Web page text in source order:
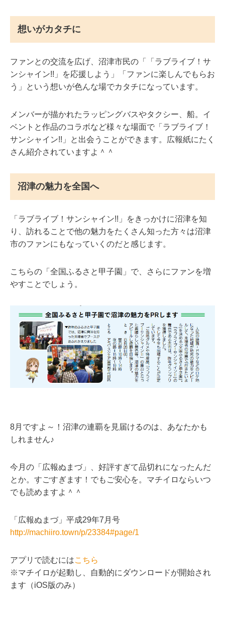
想いがカタチに
ファンとの交流を広げ、沼津市民の「「ラブライブ！サ
ンシャイン!!」を応援しよう」「ファンに楽しんでもらお
う」という想いが色んな場でカタチになっています。
メンバーが描かれたラッピングバスやタクシー、船。イ
ベントと作品のコラボなど様々な場面で「ラブライブ！
サンシャイン!!」と出会うことができます。広報紙にたく
さん紹介されていますよ＾＾
沼津の魅力を全国へ
「ラブライブ！サンシャイン!!」をきっかけに沼津を知
り、訪れることで他の魅力をたくさん知った方々は沼津
市のファンにもなっていくのだと感じます。
こちらの「全国ふるさと甲子園」で、さらにファンを増
やすことでしょう。
8月ですよ～！沼津の連覇を見届けるのは、あなたかも
しれません♪
今月の「広報ぬまづ」、好評すぎて品切れになったんだ
とか。すごすぎます！でもご安心を。マチイロならいつ
でも読めますよ＾＾
「広報ぬまづ」平成29年7月号
http://machiiro.town/p/23384#page/1
アプリで読むにはこちら
※マチイロが起動し、自動的にダウンロードが開始され
ます（iOS版のみ）